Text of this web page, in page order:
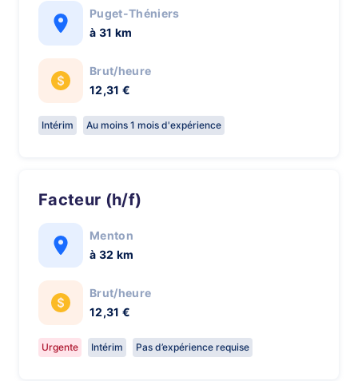
Puget-Théniers
à 31 km
Brut/heure
12,31 €
Intérim Au moins 1 mois d'expérience
Facteur (h/f)
Menton
à 32 km
Brut/heure
12,31 €
Urgente Intérim Pas d’expérience requise